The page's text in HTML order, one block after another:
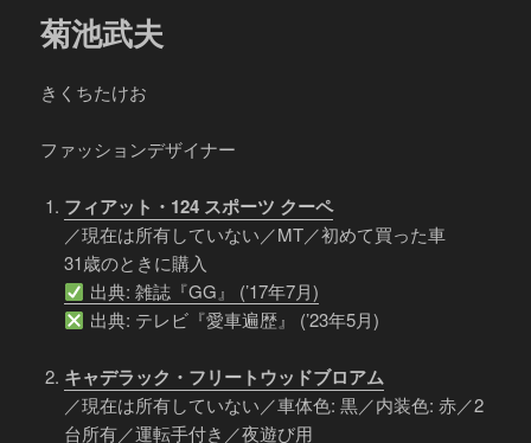
菊池武夫
きくちたけお
ファッションデザイナー
フィアット・124 スポーツ クーペ
／現在は所有していない／MT／初めて買った車
31歳のときに購入
出典: 雑誌『GG』 (’17年7月)
出典: テレビ『愛車遍歴』 (’23年5月)
キャデラック・フリートウッドブロアム
／現在は所有していない／車体色: 黒／内装色: 赤／2
台所有／運転手付き／夜遊び用